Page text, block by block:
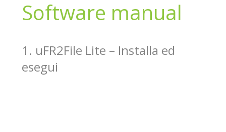
Software manual
1. uFR2File Lite – Installa ed
esegui